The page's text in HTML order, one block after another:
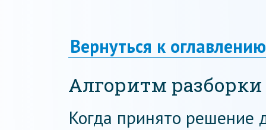
Вернуться к оглавлению
Алгоритм разборки
Когда принято